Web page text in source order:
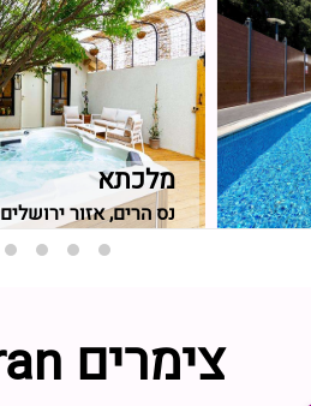
מלכתא
נס הרים, אזור ירושלים
צימרים shiran בגורן